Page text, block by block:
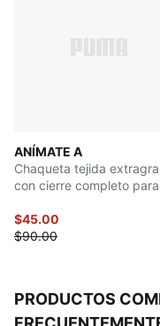
Orificios para los
Largo: corto
ANÍMATE A
Chaqueta tejida
con cierre completo para
$45.00
$90.00
PRODUCTOS